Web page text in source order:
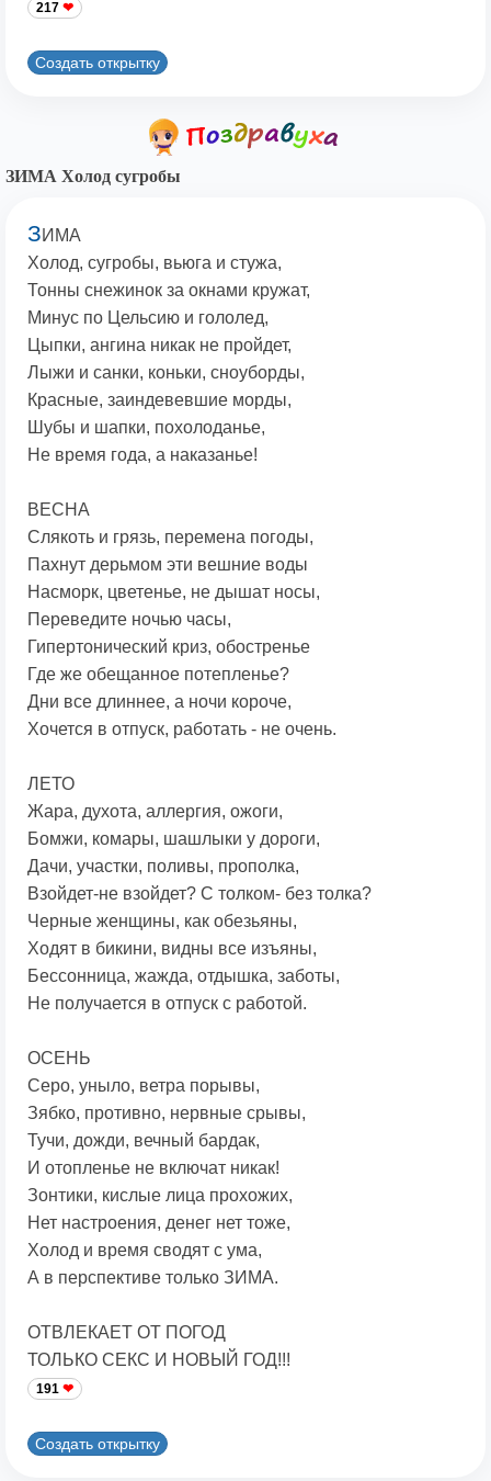
217
Создать открытку
ЗИМА Холод сугробы
ЗИМА
Холод, сугробы, вьюга и стужа,
Тонны снежинок за окнами кружат,
Минус по Цельсию и гололед,
Цыпки, ангина никак не пройдет,
Лыжи и санки, коньки, сноуборды,
Красные, заиндевевшие морды,
Шубы и шапки, похолоданье,
Не время года, а наказанье!
ВЕСНА
Слякоть и грязь, перемена погоды,
Пахнут дерьмом эти вешние воды
Насморк, цветенье, не дышат носы,
Переведите ночью часы,
Гипертонический криз, обостренье
Где же обещанное потепленье?
Дни все длиннее, а ночи короче,
Хочется в отпуск, работать - не очень.
ЛЕТО
Жара, духота, аллергия, ожоги,
Бомжи, комары, шашлыки у дороги,
Дачи, участки, поливы, прополка,
Взойдет-не взойдет? С толком- без толка?
Черные женщины, как обезьяны,
Ходят в бикини, видны все изъяны,
Бессонница, жажда, отдышка, заботы,
Не получается в отпуск с работой.
ОСЕНЬ
Серо, уныло, ветра порывы,
Зябко, противно, нервные срывы,
Тучи, дожди, вечный бардак,
И отопленье не включат никак!
Зонтики, кислые лица прохожих,
Нет настроения, денег нет тоже,
Холод и время сводят с ума,
А в перспективе только ЗИМА.
ОТВЛЕКАЕТ ОТ ПОГОД
ТОЛЬКО СЕКС И НОВЫЙ ГОД!!!
191
Создать открытку